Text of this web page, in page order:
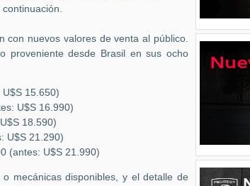
con nuevos valores de venta al público.
proveniente desde Brasil en sus ocho
15.650)
U$S 16.990)
18.590)
U$S 21.290)
(antes: U$S 21.990)
mecánicas disponibles, y el detalle de